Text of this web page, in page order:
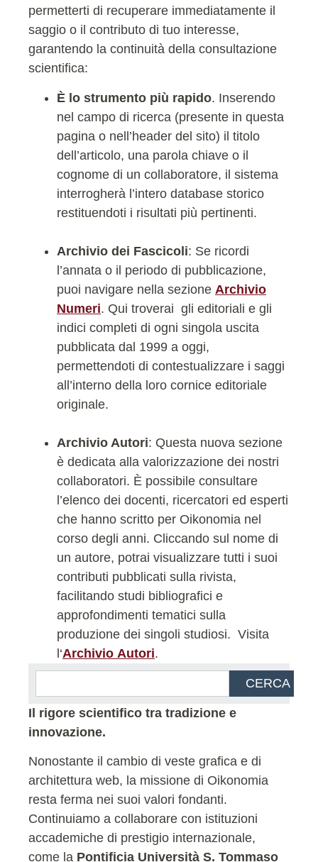
permetterti di recuperare immediatamente il
saggio o il contributo di tuo interesse,
garantendo la continuità della consultazione
scientifica:
È lo strumento più rapido. Inserendo
nel campo di ricerca (presente in questa
pagina o nell’header del sito) il titolo
dell’articolo, una parola chiave o il
cognome di un collaboratore, il sistema
interrogherà l’intero database storico
restituendoti i risultati più pertinenti.
Archivio dei Fascicoli: Se ricordi
l’annata o il periodo di pubblicazione,
puoi navigare nella sezione Archivio
Numeri. Qui troverai gli editoriali e gli
indici completi di ogni singola uscita
pubblicata dal 1999 a oggi,
permettendoti di contestualizzare i saggi
all’interno della loro cornice editoriale
originale.
Archivio Autori: Questa nuova sezione
è dedicata alla valorizzazione dei nostri
collaboratori. È possibile consultare
l’elenco dei docenti, ricercatori ed esperti
che hanno scritto per Oikonomia nel
corso degli anni. Cliccando sul nome di
un autore, potrai visualizzare tutti i suoi
contributi pubblicati sulla rivista,
facilitando studi bibliografici e
approfondimenti tematici sulla
produzione dei singoli studiosi. Visita
l‘Archivio Autori.
CERCA
Il rigore scientifico tra tradizione e
innovazione.
Nonostante il cambio di veste grafica e di
architettura web, la missione di Oikonomia
resta ferma nei suoi valori fondanti.
Continuiamo a collaborare con istituzioni
accademiche di prestigio internazionale,
come la Pontificia Università S. Tommaso